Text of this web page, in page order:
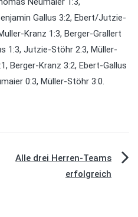
Gallus 3:2, Ebert/Jutzie-
Kranz 1:3, Berger-Grallert
1:3, Jutzie-Stöhr 2:3, Müller-
Berger-Kranz 3:2, Ebert-Gallus
0:3, Müller-Stöhr 3:0.
Alle drei Herren-Teams
erfolgreich